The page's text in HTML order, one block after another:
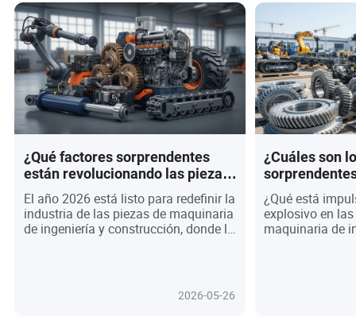
¿Qué factores sorprendentes
están revolucionando las piezas
de maquinaria de ingeniería y
construcción en 2026?
El año 2026 está listo para redefinir la
industria de las piezas de maquinaria
de ingeniería y construcción, donde la
fiabilidad sin precedentes. Imagina un
mundo donde sensores avanzados
2026-05-26
¿Cuáles son
impulsando
de
construcción
¿Qué está
explosivo en
maquinaria de